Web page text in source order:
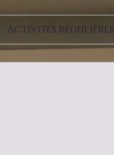
Activités régulières